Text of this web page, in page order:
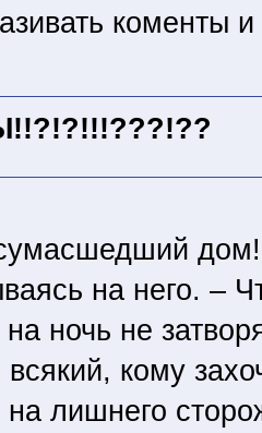
коменты
на него. –
ночь не
кому
на лишнего